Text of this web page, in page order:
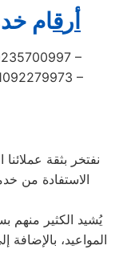
أر قام
–
–
نفتخر بثقة عملائنا
الاستفادة من
يُشيد الكثير منهم
المواعيد،